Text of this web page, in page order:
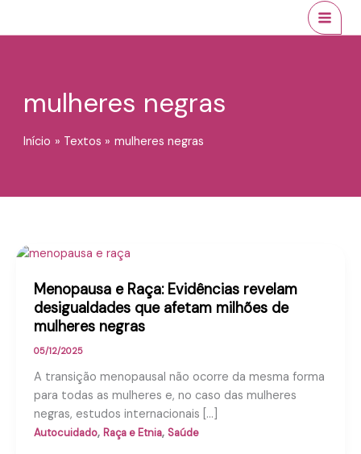
mulheres negras
Início Textos mulheres negras
Menopausa e Raça: Evidências revelam
desigualdades que afetam milhões de
mulheres negras
05/12/2025
A transição menopausal não ocorre da mesma forma
para todas as mulheres e, no caso das mulheres
negras, estudos internacionais […]
Autocuidado, Raça e Etnia, Saúde